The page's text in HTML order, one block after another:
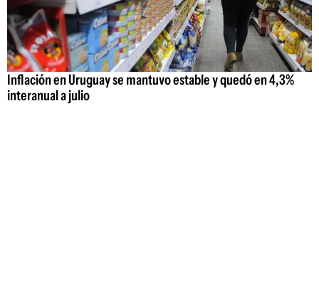
Inflación en Uruguay se mantuvo estable y quedó en 4,3%
interanual a julio